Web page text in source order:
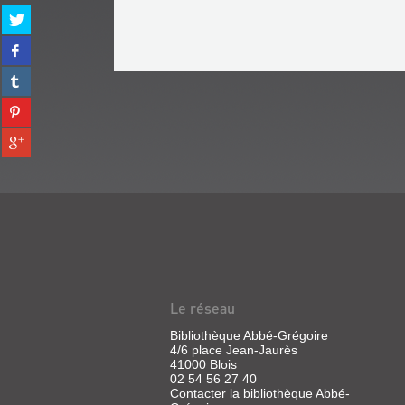
Partager
sur
twitter
(Nouvelle
fenêtre)
Partager
sur
facebook
(Nouvelle
fenêtre)
Partager
sur
tumblr
(Nouvelle
fenêtre)
Partager
sur
pinterest
(Nouvelle
Partager
sur
Le réseau
Bibliothèque Abbé-Grégoire
4/6 place Jean-Jaurès
41000 Blois
02 54 56 27 40
Contacter la bibliothèque Abbé-